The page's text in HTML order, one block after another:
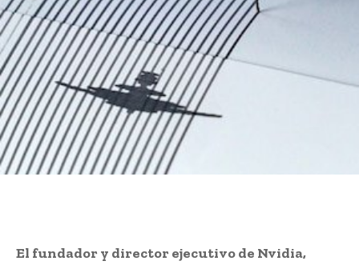
El fundador y director ejecutivo de Nvidia,